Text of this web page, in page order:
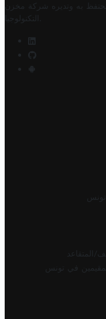
به وتديره
شركة مخزن
التكنولوجيا
في تونس